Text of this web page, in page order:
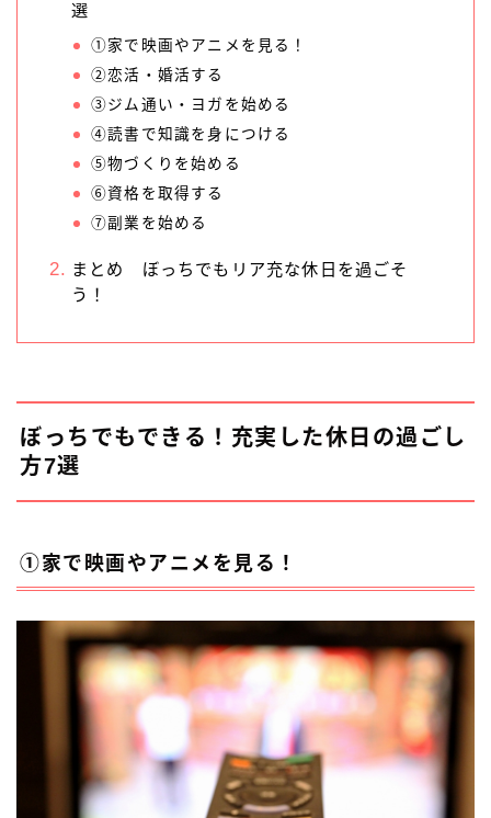
選
①家で映画やアニメを見る！
②恋活・婚活する
③ジム通い・ヨガを始める
④読書で知識を身につける
⑤物づくりを始める
⑥資格を取得する
⑦副業を始める
まとめ ぼっちでもリア充な休日を過ごそ
う！
ぼっちでもできる！充実した休日の過ごし
方7選
①家で映画やアニメを見る！